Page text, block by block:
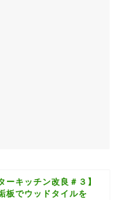
ーキッチン改良＃３】
板でウッドタイルを